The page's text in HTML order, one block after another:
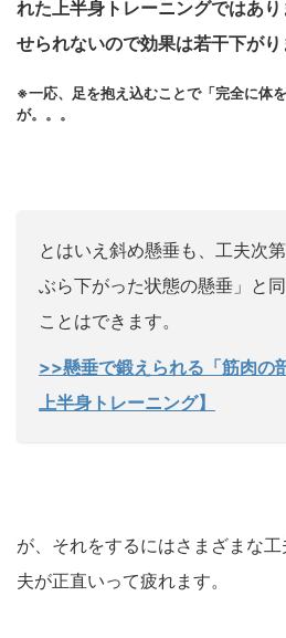
れた上半身トレーニングではあ
せられないので効果は若干下がり
※一応、足を抱え込むことで「完全に体
が。。。
とはいえ斜め懸垂も、工夫次
ぶら下がった状態の懸垂」と
ことはできます。
>>懸垂で鍛えられる「筋肉の
上半身トレーニング】
が、それをするにはさまざまな
夫が正直いって疲れます。